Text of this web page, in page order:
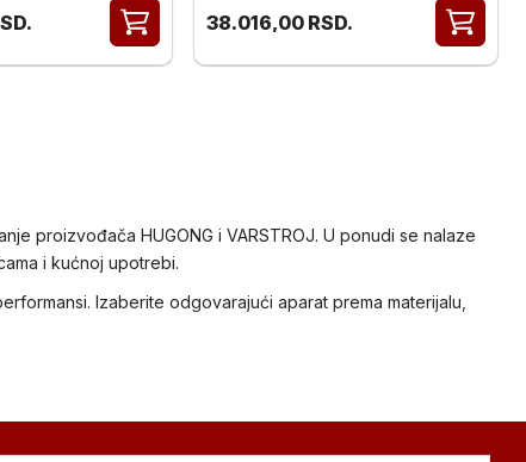
38.016,00 RSD.
proizvođača HUGONG i VARSTROJ. U ponudi se nalaze
i kućnoj upotrebi.
Izaberite odgovarajući aparat prema materijalu,